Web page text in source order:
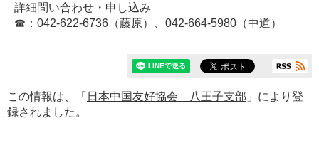
詳細問い合わせ・申し込み
☎：042-622-6736（藤原）、042-664-5980（中道）
この情報は、「 日本中国友好協会 八王子支部 」により登
録されました。